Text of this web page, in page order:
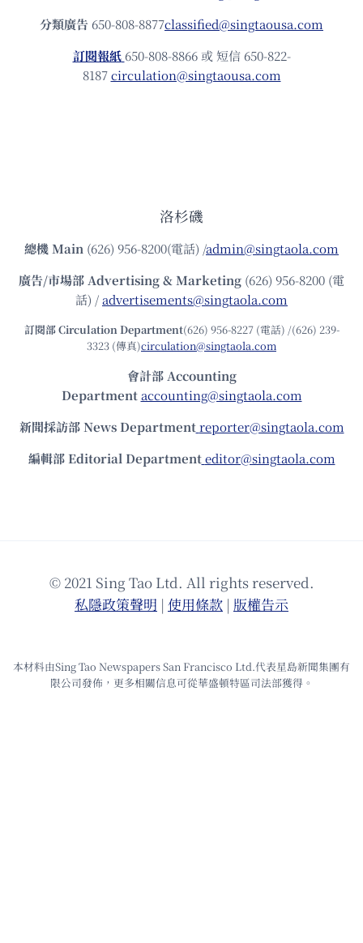
分類廣告 650-808-8877classified@singtaousa.com
訂閱報紙 650-808-8866 或 短信 650-822-
8187circulation@singtaousa.com
洛杉磯
總機Main (626) 956-8200(電話) /admin@singtaola.com
廣告/市場部Advertising & Marketing (626) 956-8200 (電
話) /advertisements@singtaola.com
訂閱部 Circulation Department(626) 956-8227 (電話) /(626) 239-
3323 (傳真)circulation@singtaola.com
會計部 Accounting
Department accounting@singtaola.com
新聞採訪部 News Department reporter@singtaola.com
編輯部 Editorial Department editor@singtaola.com
© 2021 Sing Tao Ltd. All rights reserved.
私隱政策聲明 | 使⽤條款 | 版權告⽰
本材料由Sing Tao Newspapers San Francisco Ltd.代表星島新聞集團有
限公司發佈，更多相關信息可從華盛頓特區司法部獲得。